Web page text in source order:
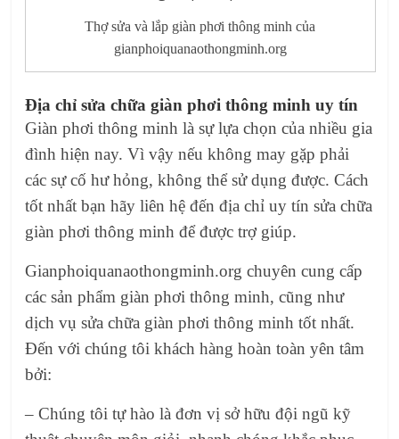
Thợ sửa và lắp giàn phơi thông minh của
gianphoiquanaothongminh.org
Địa chỉsửa chữa giàn phơi thông minh uy tín
Giàn phơi thông minh là sự lựa chọn của nhiều gia
đình hiện nay. Vì vậy nếu không may gặp phải
các sự cố hư hỏng, không thể sử dụng được. Cách
tốt nhất bạn hãy liên hệ đến địa chỉ uy tínsửa chữa
giàn phơi thông minh để được trợ giúp.
Gianphoiquanaothongminh.org chuyên cung cấp
các sản phẩm giàn phơi thông minh, cũng như
dịch vụ sửa chữa giàn phơi thông minh tốt nhất.
Đến với chúng tôi khách hàng hoàn toàn yên tâm
bởi:
– Chúng tôi tự hào là đơn vị sở hữu đội ngũ kỹ